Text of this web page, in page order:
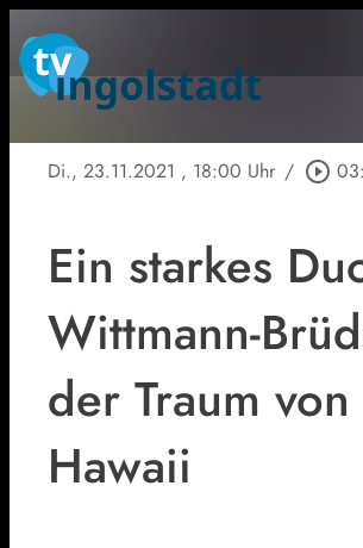
Di., 23.11.2021 , 18:00 Uhr / play_circle_outline
Ein starkes
Wittmann-
der Traum von
Hawaii